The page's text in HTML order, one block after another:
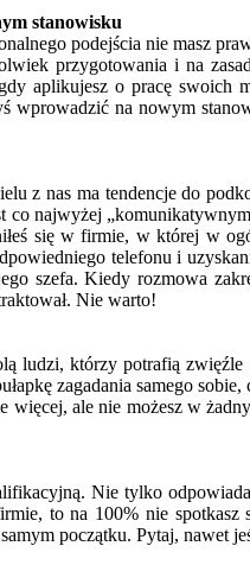
stanowisku
podejścia nie masz
przygotowania i na
aplikujesz o pracę
wprowadzić na nowym
z nas ma tendencje do
co najwyżej
się w firmie, w której w
telefonu i
szefa. Kiedy rozmowa
Nie warto!
ludzi, którzy potrafią
zagadania samego
więcej, ale nie możesz w
Nie tylko
to na 100% nie
początku. Pytaj,